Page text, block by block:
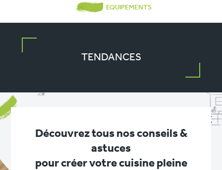
EQUIPEMENTS
TENDANCES
Découvrez tous nos conseils &
astuces
pour créer votre cuisine pleine